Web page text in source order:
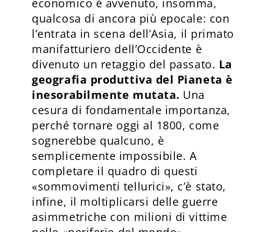
qualcosa di ancora più epocale: con
l’entrata in scena dell’Asia, il primato
manifatturiero dell’Occidente è
divenuto un retaggio del passato. La
geografia produttiva del Pianeta è
inesorabilmente mutata. Una
cesura di fondamentale importanza,
perché tornare oggi al 1800, come
sognerebbe qualcuno, è
semplicemente impossibile. A
completare il quadro di questi
«sommovimenti tellurici», c’è stato,
infine, il moltiplicarsi delle guerre
asimmetriche con milioni di vittime